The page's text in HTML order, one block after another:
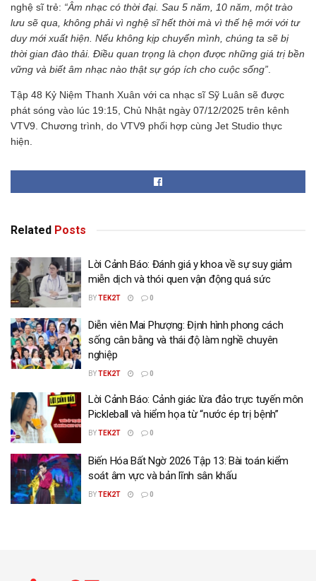
nghệ sĩ trẻ: “Âm nhạc có thời đại. Sau 5 năm, 10 năm, một trào
lưu sẽ qua, không phải vì nghệ sĩ hết thời mà vì thế hệ mới với tư
duy mới xuất hiện. Nếu không kịp chuyển mình, chúng ta sẽ bị
thời gian đào thải. Điều quan trọng là chọn được những giá trị bền
vững và biết âm nhạc nào thật sự góp ích cho cuộc sống”
Tập 48 Kỷ Niệm Thanh Xuân với ca nhạc sĩ Sỹ Luân sẽ được
phát sóng vào lúc 19:15, Chủ Nhật ngày 07/12/2025 trên kênh
VTV9. Chương trình, do VTV9 phối hợp cùng Jet Studio thực
hiện.
Related Posts
Lời Cảnh Báo: Đánh giá y khoa về sự suy giảm
miễn dịch và thói quen vận động quá sức
BYTEK2T 0
Diễn viên Mai Phượng: Định hình phong cách
sống cân bằng và thái độ làm nghề chuyên
nghiệp
BYTEK2T 0
Lời Cảnh Báo: Cảnh giác lừa đảo trực tuyến môn
Pickleball và hiểm họa từ “nước ép trị bệnh”
BYTEK2T 0
Biến Hóa Bất Ngờ 2026 Tập 13: Bài toán kiểm
soát âm vực và bản lĩnh sân khấu
BYTEK2T 0